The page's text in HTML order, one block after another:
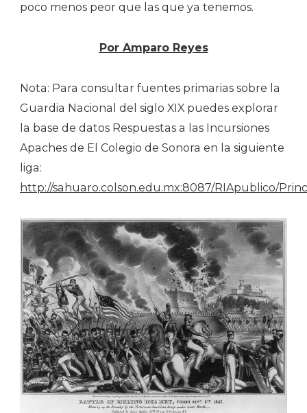
poco menos peor que las que ya tenemos.
Por Amparo Reyes
Nota: Para consultar fuentes primarias sobre la
Guardia Nacional del siglo XIX puedes explorar
la base de datos Respuestas a las Incursiones
Apaches de El Colegio de Sonora en la siguiente
liga:
http://sahuaro.colson.edu.mx:8087/RIApublico/